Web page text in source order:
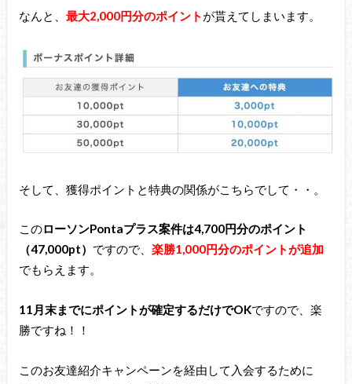
なんと、 最大2,000円分のポイント が貰えてしまいます。
そして、獲得ポイントと特典の関係がこちらでして・・。
このローソンPontaプラス案件は4,700円分のポイント
（47,000pt） ですので、 楽勝1,000円分のポイントが追加
でもらえます。
11月末までにポイントが確定するだけでOKですので、楽
勝ですね！！
このお友達紹介キャンペーンを経由して入会するために